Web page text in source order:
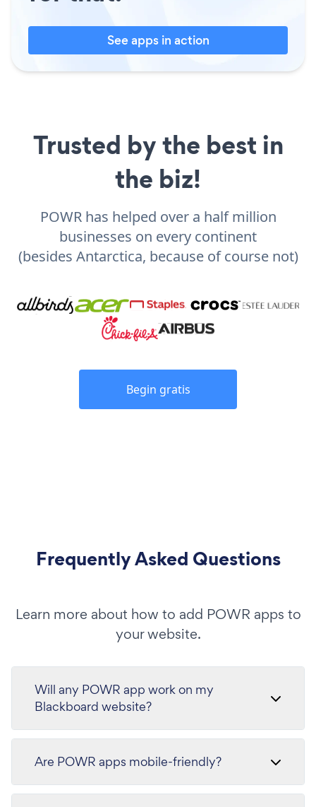
See apps in action
Trusted by the best in
the biz!
POWR has helped over a half million
businesses on every continent
(besides Antarctica, because of course not)
Begin gratis
Frequently Asked Questions
Learn more about how to add POWR apps to
your website.
Will any POWR app work on my
Blackboard website?
Are POWR apps mobile-friendly?